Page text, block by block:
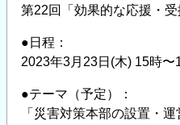
第22回「効果的な応援・
●日程：
2023年3月23日(木) 15時〜
●テーマ（予定）：
「災害対策本部の設置・運